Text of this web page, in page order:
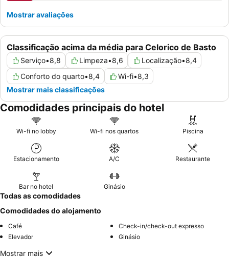
Classificação acima da média para Celorico de Basto
Serviço•8,8 Limpeza•8,6 Localização•8,4
Conforto do quarto•8,4 Wi-fi•8,3
Mostrar mais classificações
Mostrar avaliações
Comodidades principais do hotel
Wi-fi no lobby Wi-fi nos quartos Piscina
Estacionamento A/C Restaurante
Bar no hotel Ginásio
Todas as comodidades
Comodidades do alojamento
Café
Check-in/check-out expresso
Elevador
Ginásio
Mostrar mais